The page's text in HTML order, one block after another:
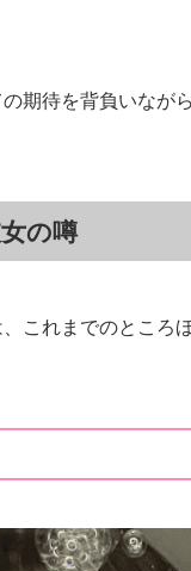
期待を背負いなが
の噂
これまでのところ